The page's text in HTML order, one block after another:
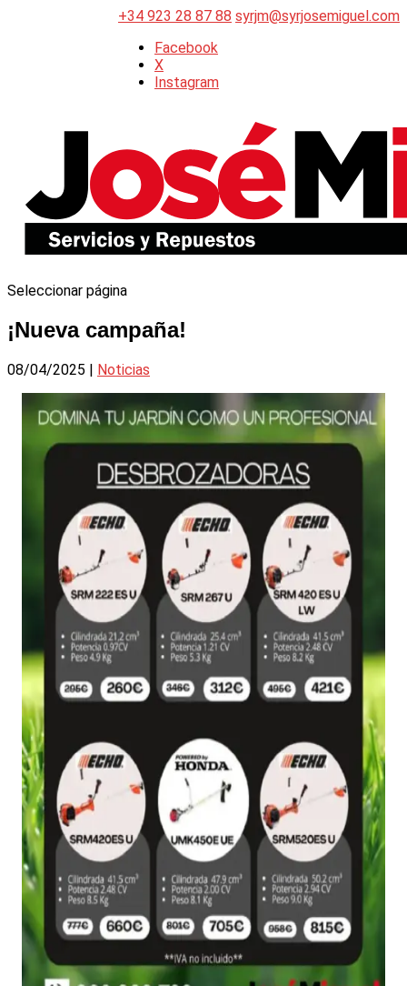
+34 923 28 87 88 syrjm@syrjosemiguel.com
Facebook
X
Instagram
Seleccionar página
¡Nueva campaña!
08/04/2025 | Noticias